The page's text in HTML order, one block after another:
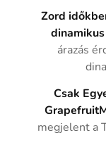
Zord
árazás
Csak
megjelent a